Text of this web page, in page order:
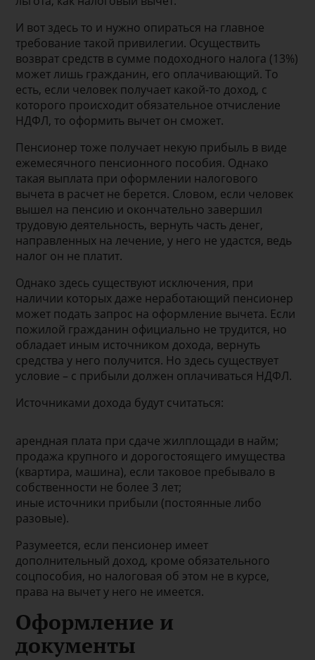
И вот здесь то и нужно опираться на главное
требование такой привилегии. Осуществить
возврат средств в сумме подоходного налога (13%)
может лишь гражданин, его оплачивающий. То
есть, если человек получает какой-то доход, с
которого происходит обязательное отчисление
НДФЛ, то оформить вычет он сможет.
Пенсионер тоже получает некую прибыль в виде
ежемесячного пенсионного пособия. Однако
такая выплата при оформлении налогового
вычета в расчет не берется. Словом, если человек
вышел на пенсию и окончательно завершил
трудовую деятельность, вернуть часть денег,
направленных на лечение, у него не удастся, ведь
налог он не платит.
Однако здесь существуют исключения, при
наличии которых даже неработающий пенсионер
может подать запрос на оформление вычета. Если
пожилой гражданин официально не трудится, но
обладает иным источником дохода, вернуть
средства у него получится. Но здесь существует
условие – с прибыли должен оплачиваться НДФЛ.
Источниками дохода будут считаться:
арендная плата при сдаче жилплощади в найм;
продажа крупного и дорогостоящего имущества
(квартира, машина), если таковое пребывало в
собственности не более 3 лет;
иные источники прибыли (постоянные либо
разовые).
Разумеется, если пенсионер имеет
дополнительный доход, кроме обязательного
соцпособия, но налоговая об этом не в курсе,
права на вычет у него не имеется.
Оформление и
документы